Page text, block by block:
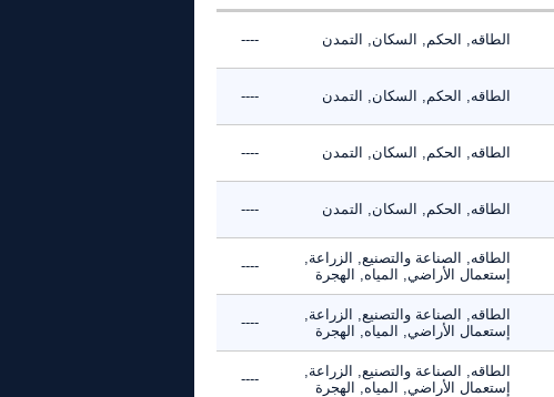
الطاقه, الحكم, السكان, التمدن ----
الطاقه, الحكم, السكان, التمدن ----
الطاقه, الحكم, السكان, التمدن ----
الطاقه, الحكم, السكان, التمدن ----
الطاقه, الصناعة والتصنيع, الزراعة,
إستعمال الأراضي, المياه, الهجرة
----
الطاقه, الصناعة والتصنيع, الزراعة,
إستعمال الأراضي, المياه, الهجرة
----
الطاقه, الصناعة والتصنيع, الزراعة,
إستعمال الأراضي, المياه, الهجرة
----